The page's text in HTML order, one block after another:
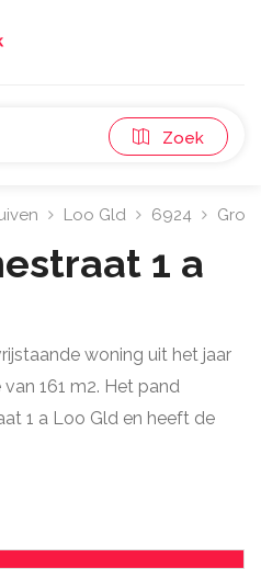
Zoek
Loo Gld 6924
1 a
woning uit het jaar
161 m2. Het pand
1 a Loo Gld en heeft de